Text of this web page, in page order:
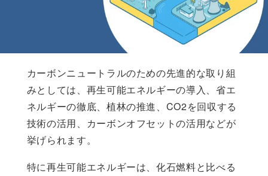
カーボンニュートラルのための先進的な取り組
みとしては、再生可能エネルギーの導入、省エ
ネルギーの徹底、植林の推進、CO2を回収する
技術の活用、カーボンオフセットの活用などが
挙げられます。
特に再生可能エネルギーは、化石燃料と比べる